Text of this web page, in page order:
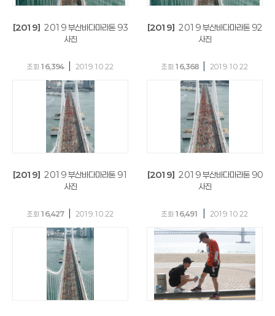
[2019] 2019 부산바다마라톤 93
사진
조회 16,394 2019.10.22
[2019] 2019 부산바다마라톤 92
사진
조회 16,368 2019.10.22
[2019] 2019 부산바다마라톤 91
사진
조회 16,427 2019.10.22
[2019] 2019 부산바다마라톤 90
사진
조회 16,491 2019.10.22